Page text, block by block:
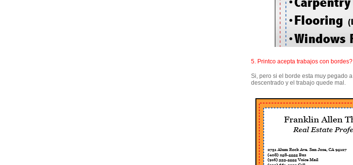
5. Printco acepta trabajos con bordes?
Si, pero si el borde esta muy pegado
descentrado y el trabajo quede mal.